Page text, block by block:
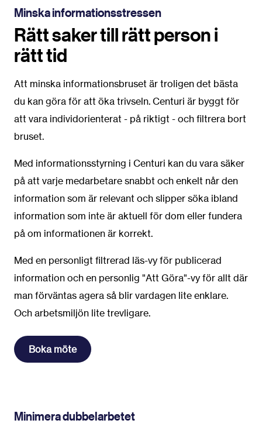
Minska informationsstressen
Rätt saker till rätt person i
rätt tid
Att minska informationsbruset är troligen det bästa
du kan göra för att öka trivseln. Centuri är byggt för
att vara individorienterat - på riktigt - och filtrera bort
bruset.
Med informationsstyrning i Centuri kan du vara säker
på att varje medarbetare snabbt och enkelt når den
information som är relevant och slipper söka ibland
information som inte är aktuell för dom eller fundera
på om informationen är korrekt.
Med en personligt filtrerad läs-vy för publicerad
information och en personlig "Att Göra"-vy för allt där
man förväntas agera så blir vardagen lite enklare.
Och arbetsmiljön lite trevligare.
Boka möte
Minimera dubbelarbetet